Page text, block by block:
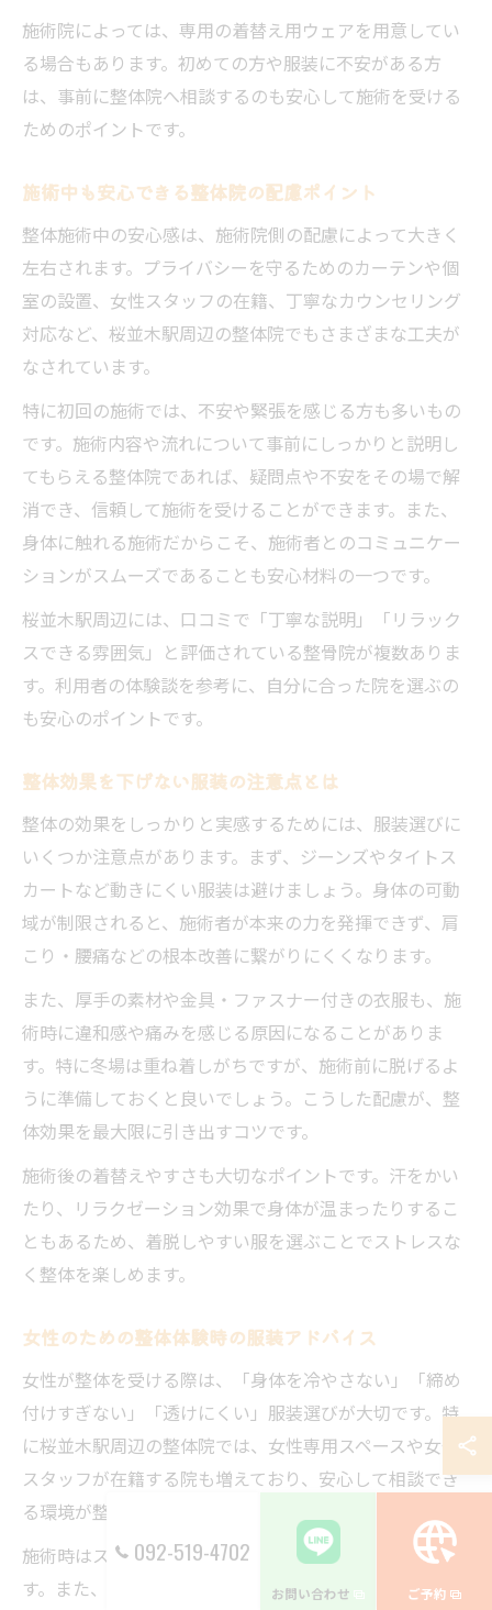
施術院によっては、専用の着替え用ウェアを用意してい
る場合もあります。初めての方や服装に不安がある方
は、事前に整体院へ相談するのも安心して施術を受ける
ためのポイントです。
施術中も安心できる整体院の配慮ポイント
整体施術中の安心感は、施術院側の配慮によって大きく
左右されます。プライバシーを守るためのカーテンや個
室の設置、女性スタッフの在籍、丁寧なカウンセリング
対応など、桜並木駅周辺の整体院でもさまざまな工夫が
なされています。
特に初回の施術では、不安や緊張を感じる方も多いもの
です。施術内容や流れについて事前にしっかりと説明し
てもらえる整体院であれば、疑問点や不安をその場で解
消でき、信頼して施術を受けることができます。また、
身体に触れる施術だからこそ、施術者とのコミュニケー
ションがスムーズであることも安心材料の一つです。
桜並木駅周辺には、口コミで「丁寧な説明」「リラック
スできる雰囲気」と評価されている整骨院が複数ありま
す。利用者の体験談を参考に、自分に合った院を選ぶの
も安心のポイントです。
整体効果を下げない服装の注意点とは
整体の効果をしっかりと実感するためには、服装選びに
いくつか注意点があります。まず、ジーンズやタイトス
カートなど動きにくい服装は避けましょう。身体の可動
域が制限されると、施術者が本来の力を発揮できず、肩
こり・腰痛などの根本改善に繋がりにくくなります。
また、厚手の素材や金具・ファスナー付きの衣服も、施
術時に違和感や痛みを感じる原因になることがありま
す。特に冬場は重ね着しがちですが、施術前に脱げるよ
うに準備しておくと良いでしょう。こうした配慮が、整
体効果を最大限に引き出すコツです。
施術後の着替えやすさも大切なポイントです。汗をかい
たり、リラクゼーション効果で身体が温まったりするこ
ともあるため、着脱しやすい服を選ぶことでストレスな
く整体を楽しめます。
女性のための整体体験時の服装アドバイス
女性が整体を受ける際は、「身体を冷やさない」「締め
付けすぎない」「透けにくい」服装選びが大切です。特
に桜並木駅周辺の整体院では、女性専用スペースや女性
スタッフが在籍する院も増えており、安心して相談でき
る環境が整っています。
施術時はスカートよりもパンツスタイルが適していま
す。また、施術中に肌が露出しにくい長袖やレギンスも
092-519-4702
お問い合わせ ご予約